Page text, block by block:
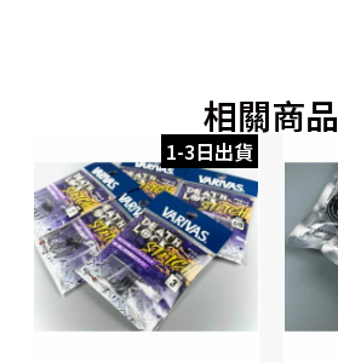
相關商品
1-3日出貨